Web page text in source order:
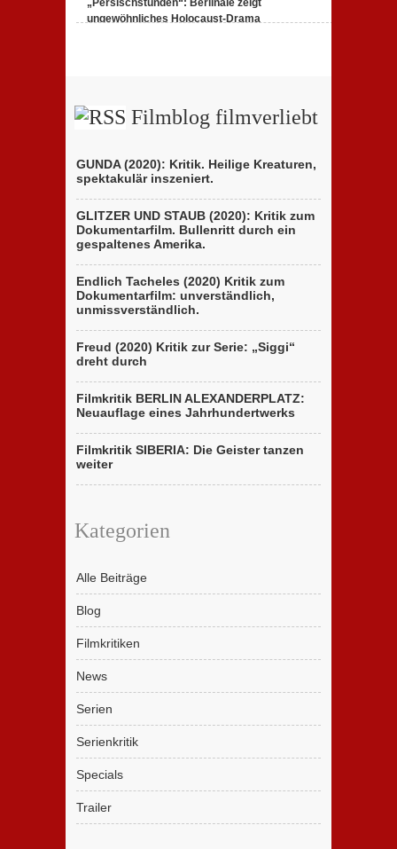
„Persischstunden“: Berlinale zeigt
ungewöhnliches Holocaust-Drama
Filmblog filmverliebt
GUNDA (2020): Kritik. Heilige Kreaturen,
spektakulär inszeniert.
GLITZER UND STAUB (2020): Kritik zum
Dokumentarfilm. Bullenritt durch ein
gespaltenes Amerika.
Endlich Tacheles (2020) Kritik zum
Dokumentarfilm: unverständlich,
unmissverständlich.
Freud (2020) Kritik zur Serie: „Siggi“
dreht durch
Filmkritik BERLIN ALEXANDERPLATZ:
Neuauflage eines Jahrhundertwerks
Filmkritik SIBERIA: Die Geister tanzen
weiter
Kategorien
Alle Beiträge
Blog
Filmkritiken
News
Serien
Serienkritik
Specials
Trailer